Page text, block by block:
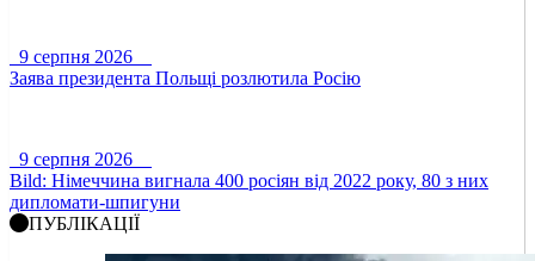
9 серпня 2026
Заява президента Польщі розлютила Росію
9 серпня 2026
Bild: Німеччина вигнала 400 росіян від 2022 року, 80 з них
дипломати-шпигуни
ПУБЛІКАЦІЇ